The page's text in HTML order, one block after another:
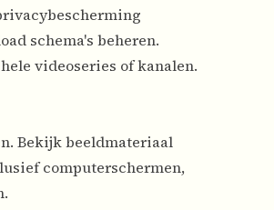
schema's beheren.
videoseries of kanalen.
Bekijk beeldmateriaal
computerschermen,